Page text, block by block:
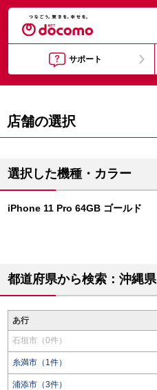
サポート
店舗の選択
選択した機種・カラー
iPhone 11 Pro 64GB ゴールド
都道府県から検索：沖縄県
あ行
石垣市（0件）
糸満市（1件）
浦添市（3件）